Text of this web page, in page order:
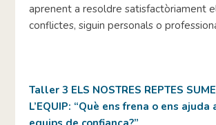
aprenent a resoldre satisfactòriament
conflictes, siguin personals o
Taller 3 ELS NOSTRES REPTES
L’EQUIP: “Què ens frena o ens